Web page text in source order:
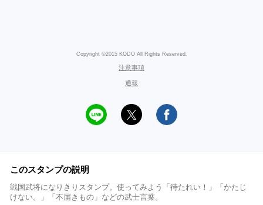
Copyright ©2015 KODO All Rights Reserved.
注意事項
通報
このスタンプの説明
戦国武将になりきりスタンプ。使ってみよう「待たれい！」「かたじ
けない。」「不届きもの」などの武士言葉。